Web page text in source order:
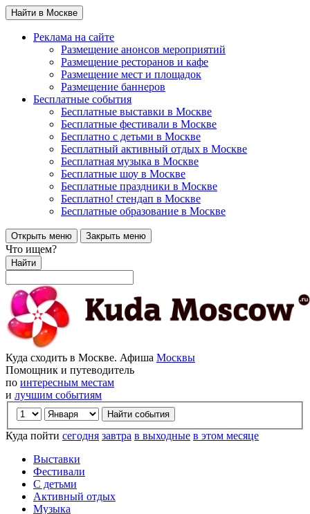
Найти в Москве
Реклама на сайте
Размещение анонсов мероприятий
Размещение ресторанов и кафе
Размещение мест и площадок
Размещение баннеров
Бесплатные события
Бесплатные выставки в Москве
Бесплатные фестивали в Москве
Бесплатно с детьми в Москве
Бесплатный активный отдых в Москве
Бесплатная музыка в Москве
Бесплатные шоу в Москве
Бесплатные праздники в Москве
Бесплатно! стендап в Москве
Бесплатные образование в Москве
Открыть меню Закрыть меню
Что ищем?
Найти
Куда сходить в Москве. Афиша Москвы
Помощник и путеводитель
по интересным местам
и лучшим событиям
Куда пойти сегодня завтра в выходные в этом месяце
Выставки
Фестивали
С детьми
Активный отдых
Музыка